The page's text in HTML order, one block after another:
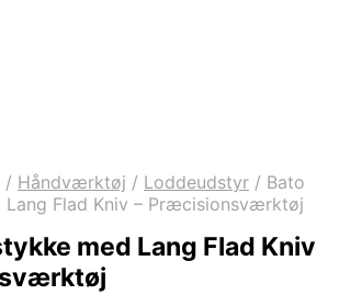
/ Håndværktøj / Loddeudstyr / Bato
Flad Kniv – Præcisionsværktøj
med Lang Flad Kniv